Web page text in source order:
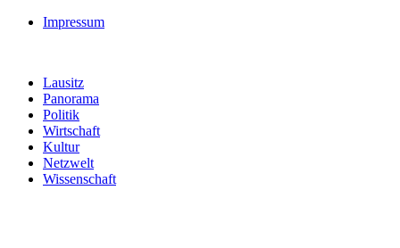
Impressum
Lausitz
Panorama
Politik
Wirtschaft
Kultur
Netzwelt
Wissenschaft